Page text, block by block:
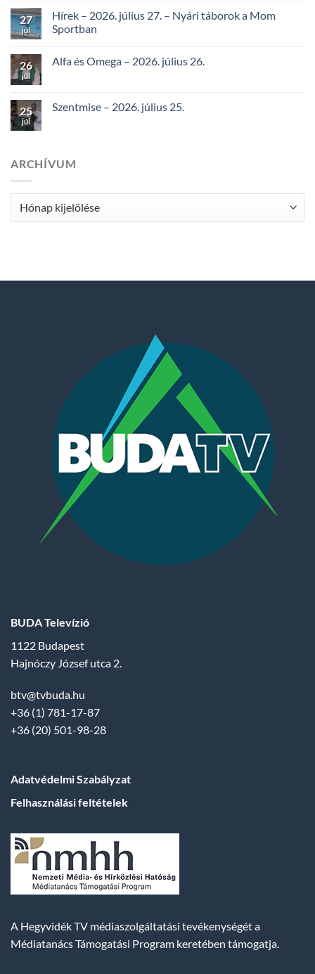
27
júl
Hírek – 2026. július 27. – Nyári táborok a Mom
Sportban
26
júl
Alfa és Omega – 2026. július 26.
25
júl
Szentmise – 2026. július 25.
ARCHÍVUM
Archívum
BUDA Televízió
1122 Budapest
Hajnóczy József utca 2.
btv@tvbuda.hu
+36 (1) 781-17-87
+36 (20) 501-98-28
Adatvédelmi Szabályzat
Felhasználási feltételek
A Hegyvidék TV médiaszolgáltatási tevékenységét a
Médiatanács Támogatási Program keretében támogatja.